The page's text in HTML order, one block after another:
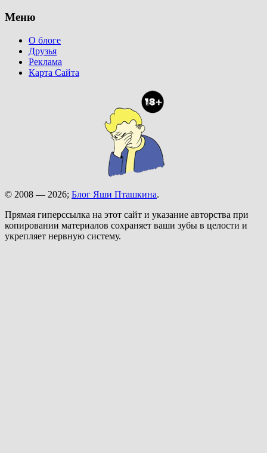
Меню
О блоге
Друзья
Реклама
Карта Сайта
© 2008 — 2026; Блог Яши Пташкина.
Прямая гиперссылка на этот сайт и указание авторства при
копировании материалов сохраняет ваши зубы в целости и
укрепляет нервную систему.